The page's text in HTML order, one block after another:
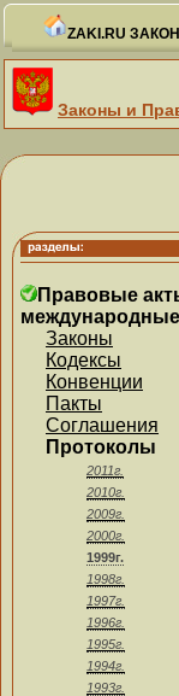
ZAKI.RU
Законы и
Правовые
международные
Законы
Кодексы
Конвенции
Пакты
Соглашения
Протоколы
2011г.
2010г.
2009г.
2000г.
1999г.
1998г.
1997г.
1996г.
1995г.
1994г.
1993г.